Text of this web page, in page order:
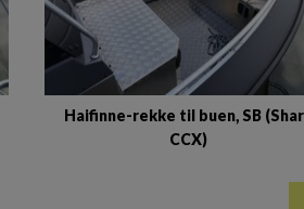
Haifinne-rekke til buen, SB
CCX)